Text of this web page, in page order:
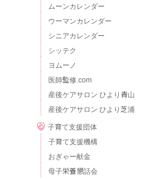
ムーンカレンダー
ウーマンカレンダー
シニアカレンダー
シッテク
ヨムーノ
医師監修.com
産後ケアサロン ひより青山
産後ケアサロン ひより芝浦
子育て支援団体
子育て支援機構
おぎゃー献金
母子栄養懇話会